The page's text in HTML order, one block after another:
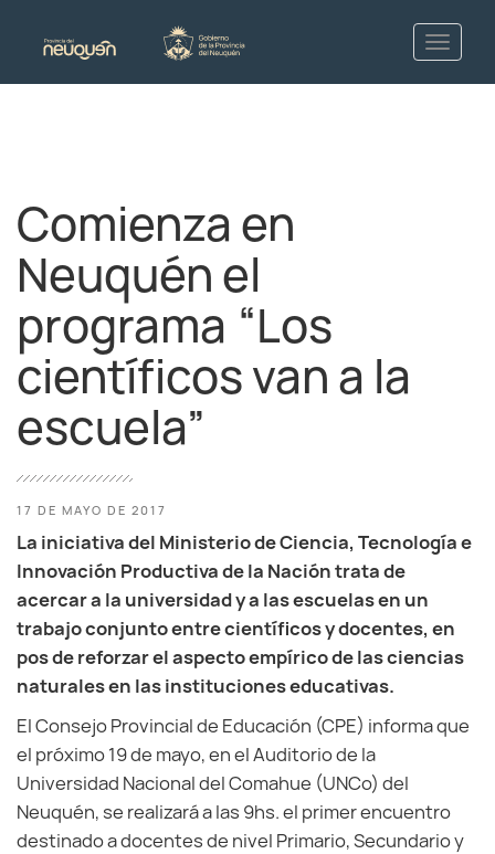
Comienza en
Neuquén el
programa “Los
científicos van a la
escuela”
17 DE MAYO DE 2017
La iniciativa del Ministerio de Ciencia, Tecnología e
Innovación Productiva de la Nación trata de
acercar a la universidad y a las escuelas en un
trabajo conjunto entre científicos y docentes, en
pos de reforzar el aspecto empírico de las ciencias
naturales en las instituciones educativas.
El Consejo Provincial de Educación (CPE) informa que
el próximo 19 de mayo, en el Auditorio de la
Universidad Nacional del Comahue (UNCo) del
Neuquén, se realizará a las 9hs. el primer encuentro
destinado a docentes de nivel Primario, Secundario y